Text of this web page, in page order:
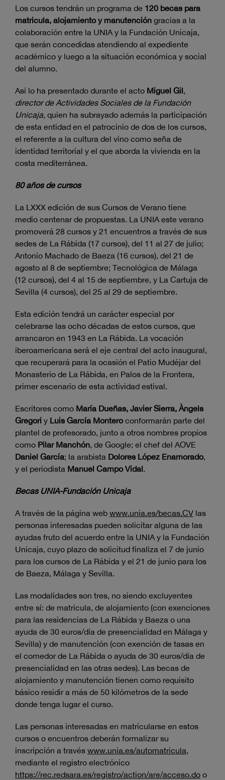
Los cursos tendrán un programa de 120 becas para
matricula, alojamiento y manutención gracias a la
colaboración entre la UNIA y la Fundación Unicaja,
que serán concedidas atendiendo al expediente
académico y luego a la situación económica y social
del alumno.
Así lo ha presentado durante el acto Miguel Gil,
director de Actividades Sociales de la Fundación
Unicaja, quien ha subrayado además la participación
de esta entidad en el patrocinio de dos de los cursos,
el referente a la cultura del vino como seña de
identidad territorial y el que aborda la vivienda en la
costa mediterránea.
80 años de cursos
La LXXX edición de sus Cursos de Verano tiene
medio centenar de propuestas. La UNIA este verano
promoverá 28 cursos y 21 encuentros a través de sus
sedes de La Rábida (17 cursos), del 11 al 27 de julio;
Antonio Machado de Baeza (16 cursos), del 21 de
agosto al 8 de septiembre; Tecnológica de Málaga
(12 cursos), del 4 al 15 de septiembre, y La Cartuja de
Sevilla (4 cursos), del 25 al 29 de septiembre.
Esta edición tendrá un carácter especial por
celebrarse las ocho décadas de estos cursos, que
arrancaron en 1943 en La Rábida. La vocación
iberoamericana será el eje central del acto inaugural,
que recuperará para la ocasión el Patio Mudéjar del
Monasterio de La Rábida, en Palos de la Frontera,
primer escenario de esta actividad estival.
Escritores como María Dueñas, Javier Sierra, Àngels
Gregori y Luis García Monteroconformarán parte del
plantel de profesorado, junto a otros nombres propios
como Pilar Manchón, de Google; el chef del AOVE
Daniel García; la arabista Dolores López Enamorado,
y el periodista Manuel Campo Vidal.
Becas UNIA-Fundación Unicaja
A través de la página web www.unia.es/becas.CV las
personas interesadas pueden solicitar alguna de las
ayudas fruto del acuerdo entre la UNIA y la Fundación
Unicaja, cuyo plazo de solicitud finaliza el 7 de junio
para los cursos de La Rábida y el 21 de junio para los
de Baeza, Málaga y Sevilla.
Las modalidades son tres, no siendo excluyentes
entre sí: de matrícula, de alojamiento (con exenciones
para las residencias de La Rábida y Baeza o una
ayuda de 30 euros/día de presencialidad en Málaga y
Sevilla) y de manutención (con exención de tasas en
el comedor de La Rábida o ayuda de 30 euros/día de
presencialidad en las otras sedes). Las becas de
alojamiento y manutención tienen como requisito
básico residir a más de 50 kilómetros de la sede
donde tenga lugar el curso.
Las personas interesadas en matricularse en estos
cursos o encuentros deberán formalizar su
inscripción a través www.unia.es/automatricula,
mediante el registro electrónico
https://rec.redsara.es/registro/action/are/acceso.do o